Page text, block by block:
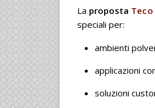
La proposta Teco
speciali per:
ambienti
applicazioni
soluzioni